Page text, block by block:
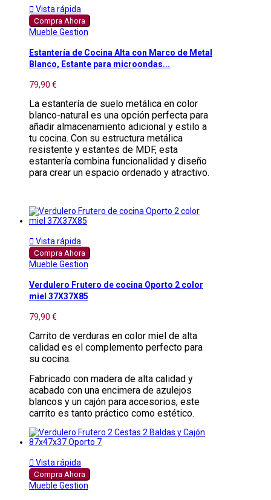
 Vista rápida
Compra Ahora
Mueble Gestion
Estantería de Cocina Alta con Marco de Metal
Blanco, Estante para microondas...
79,90 €
La estantería de suelo metálica en color
blanco-natural es una opción perfecta para
añadir almacenamiento adicional y estilo a
tu cocina. Con su estructura metálica
resistente y estantes de MDF, esta
estantería combina funcionalidad y diseño
para crear un espacio ordenado y atractivo.
 Vista rápida
Compra Ahora
Mueble Gestion
Verdulero Frutero de cocina Oporto 2 color
miel 37X37X85
79,90 €
Carrito de verduras en color miel de alta
calidad es el complemento perfecto para
su cocina.
Fabricado con madera de alta calidad y
acabado con una encimera de azulejos
blancos y un cajón para accesorios, este
carrito es tanto práctico como estético.
 Vista rápida
Compra Ahora
Mueble Gestion